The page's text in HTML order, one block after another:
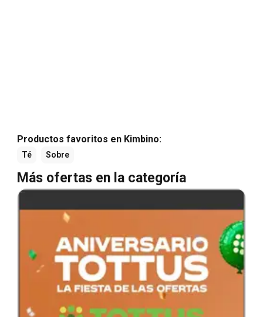
Productos favoritos en Kimbino:
Té Sobre
Más ofertas en la categoría